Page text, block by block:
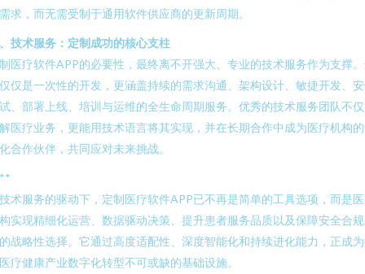
求，而无需受制于通用软件供应商的更新周期。
技术服务：定制成功的核心支柱
医疗软件APP的必要性，最终离不开强大、专业的技术服务作为支撑
仅是一次性的开发，更涵盖持续的需求沟通、架构设计、敏捷开发、
、部署上线、培训与运维的全生命周期服务。优秀的技术服务团队不
医疗业务，更能用技术语言将其实现，并在长期合作中成为医疗机构
合作伙伴，共同应对未来挑战。
术服务的驱动下，定制医疗软件APP已不再是简单的工具选项，而是
实现精细化运营、数据驱动决策、提升患者服务品质以及保障安全合
战略性选择。它通过高度适配性、深度智能化和持续进化能力，正成
疗健康产业数字化转型不可或缺的基础设施。